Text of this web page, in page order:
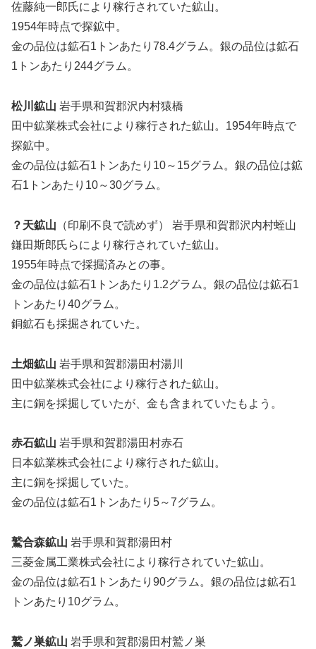
佐藤純一郎氏により稼行されていた鉱山。
1954年時点で探鉱中。
金の品位は鉱石1トンあたり78.4グラム。銀の品位は鉱石
1トンあたり244グラム。
松川鉱山 岩手県和賀郡沢内村猿橋
田中鉱業株式会社により稼行された鉱山。1954年時点で
探鉱中。
金の品位は鉱石1トンあたり10～15グラム。銀の品位は鉱
石1トンあたり10～30グラム。
？天鉱山 （印刷不良で読めず） 岩手県和賀郡沢内村蛭山
鎌田斯郎氏らにより稼行されていた鉱山。
1955年時点で採掘済みとの事。
金の品位は鉱石1トンあたり1.2グラム。銀の品位は鉱石1
トンあたり40グラム。
銅鉱石も採掘されていた。
土畑鉱山 岩手県和賀郡湯田村湯川
田中鉱業株式会社により稼行された鉱山。
主に銅を採掘していたが、金も含まれていたもよう。
赤石鉱山 岩手県和賀郡湯田村赤石
日本鉱業株式会社により稼行された鉱山。
主に銅を採掘していた。
金の品位は鉱石1トンあたり5～7グラム。
鷲合森鉱山 岩手県和賀郡湯田村
三菱金属工業株式会社により稼行されていた鉱山。
金の品位は鉱石1トンあたり90グラム。銀の品位は鉱石1
トンあたり10グラム。
鷲ノ巣鉱山 岩手県和賀郡湯田村鷲ノ巣